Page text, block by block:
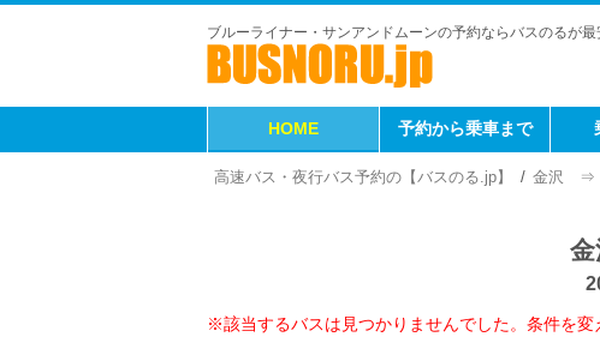
ブルーライナー・サンアンドムーンの予約ならバスのるが最
HOME 予約から乗車まで
高速バス・夜行バス予約の【バスのる.jp】 金沢 ⇒
※該当するバスは見つかりませんでした。条件を変